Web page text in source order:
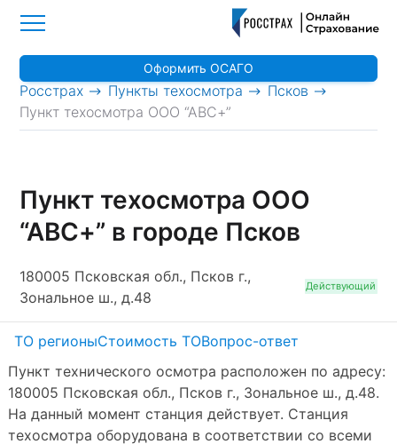
Росстрах > Пункты техосмотра > Псков
>
Пункт техосмотра ООО “АВС+”
Оформить ОСАГО
Пункт техосмотра ООО
“АВС+” в городе Псков
180005 Псковская обл., Псков г.,
Зональное ш., д.48
Действующий
ТО регионыСтоимость ТОВопрос-ответ
Пункт технического осмотра расположен по адресу:
180005 Псковская обл., Псков г., Зональное ш., д.48.
На данный момент станция действует. Станция
техосмотра оборудована в соответствии со всеми